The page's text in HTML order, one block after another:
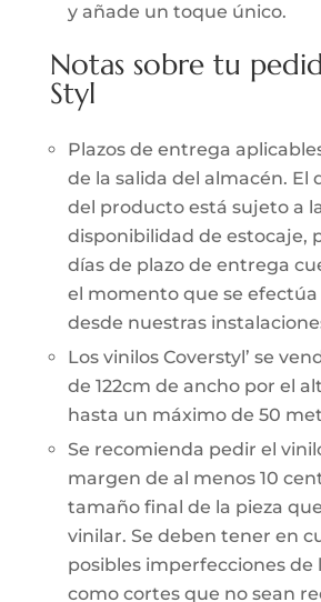
y añade un toque único.
Notas sobre tu
Styl
Plazos de entrega
de la salida del almacén. El
del producto está sujeto a
disponibilidad de estocaje,
días de plazo de entrega
el momento que se efectúa
desde nuestras
Los vinilos Coverstyl’ se
de 122cm de ancho por el
hasta un máximo de 50
Se recomienda pedir el
margen de al menos 10
tamaño final de la pieza
vinilar. Se deben tener en
posibles imperfecciones de
como cortes que no sean